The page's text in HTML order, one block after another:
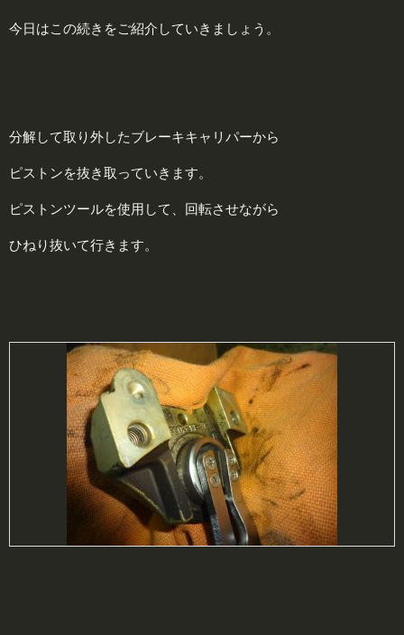
今日はこの続きをご紹介していきましょう。
分解して取り外したブレーキキャリパーから
ピストンを抜き取っていきます。
ピストンツールを使用して、回転させながら
ひねり抜いて行きます。